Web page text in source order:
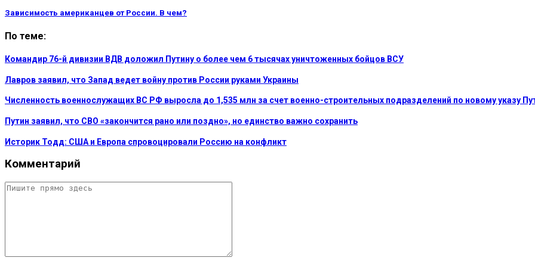
Зависимость американцев от России. В чем?
По теме:
Командир 76-й дивизии ВДВ доложил Путину о более чем 6 тысячах уничтоженных бойцов ВСУ
Лавров заявил, что Запад ведет войну против России руками Украины
Численность военнослужащих ВС РФ выросла до 1,535 млн за счет военно-строительных подразделений по новому указу
Путин заявил, что СВО «закончится рано или поздно», но единство важно сохранить
Историк Тодд: США и Европа спровоцировали Россию на конфликт
Комментарий